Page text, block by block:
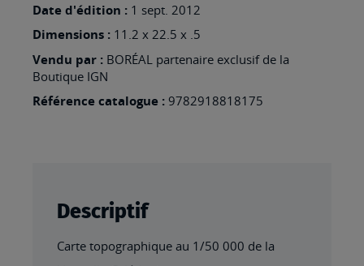
Date d'édition : 1 sept. 2012
Dimensions : 11.2 x 22.5 x .5
Vendu par : BORÉAL partenaire exclusif de la
Boutique IGN
Référence catalogue : 9782918818175
Descriptif
Carte topographique au 1/50 000 de la